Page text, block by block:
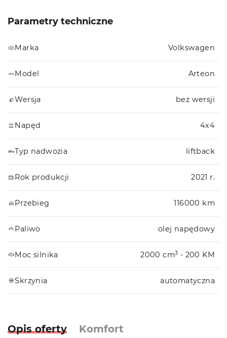
Parametry techniczne
Marka Volkswagen
Model Arteon
Wersja bez wersji
Napęd 4x4
Typ nadwozia liftback
Rok produkcji 2021 r.
Przebieg 116000 km
Paliwo olej napędowy
Moc silnika 2000 cm3 - 200 KM
Skrzynia automatyczna
Opis oferty
Komfort